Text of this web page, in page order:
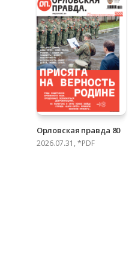
Орловская правда 80
2026.07.31, *PDF